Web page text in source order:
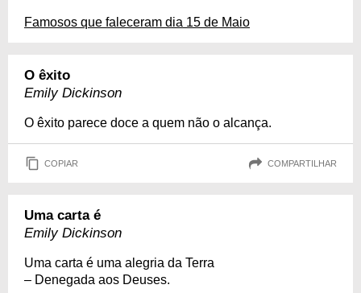
Famosos que faleceram dia 15 de Maio
O êxito
Emily Dickinson
O êxito parece doce a quem não o alcança.
COPIAR COMPARTILHAR
Uma carta é
Emily Dickinson
Uma carta é uma alegria da Terra
– Denegada aos Deuses.